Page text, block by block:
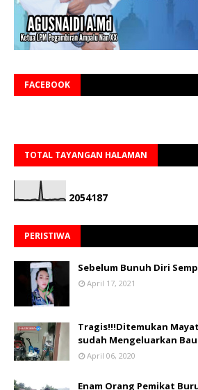
FACEBOOK
TOTAL TAYANGAN HALAMAN
2054187
PERISTIWA
Sebelum Bunuh Diri
April 17, 2021
Tragis!!!Ditemukan
sudah Mengeluarkan
April 06, 2020
Enam Orang Pemikat